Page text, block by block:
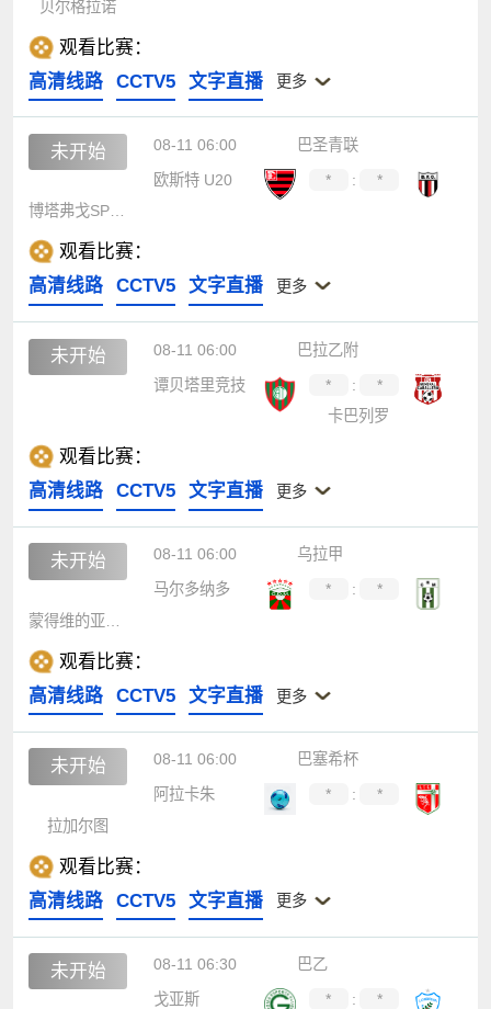
贝尔格拉诺
观看比赛：
高清线路
CCTV5 文字直播 更多
未开始 08-11 06:00
巴圣青联
欧斯特 U20
* :
*
博塔弗戈SP青年队
观看比赛：
高清线路
CCTV5 文字直播 更多
未开始 08-11 06:00
巴拉乙附
谭贝塔里竞技
* :
*
卡巴列罗
观看比赛：
高清线路
CCTV5 文字直播 更多
未开始 08-11 06:00
乌拉甲
马尔多纳多
* :
*
观看比赛：
高清线路
CCTV5 文字直播 更多
未开始 08-11 06:00
巴塞希杯
阿拉卡朱
* :
*
拉加尔图
观看比赛：
高清线路
CCTV5 文字直播 更多
未开始 08-11 06:30
巴乙
戈亚斯
* :
*